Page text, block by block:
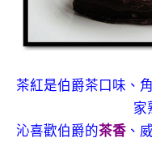
茶紅是伯爵茶口味、
家
沁喜歡伯爵的茶香 、